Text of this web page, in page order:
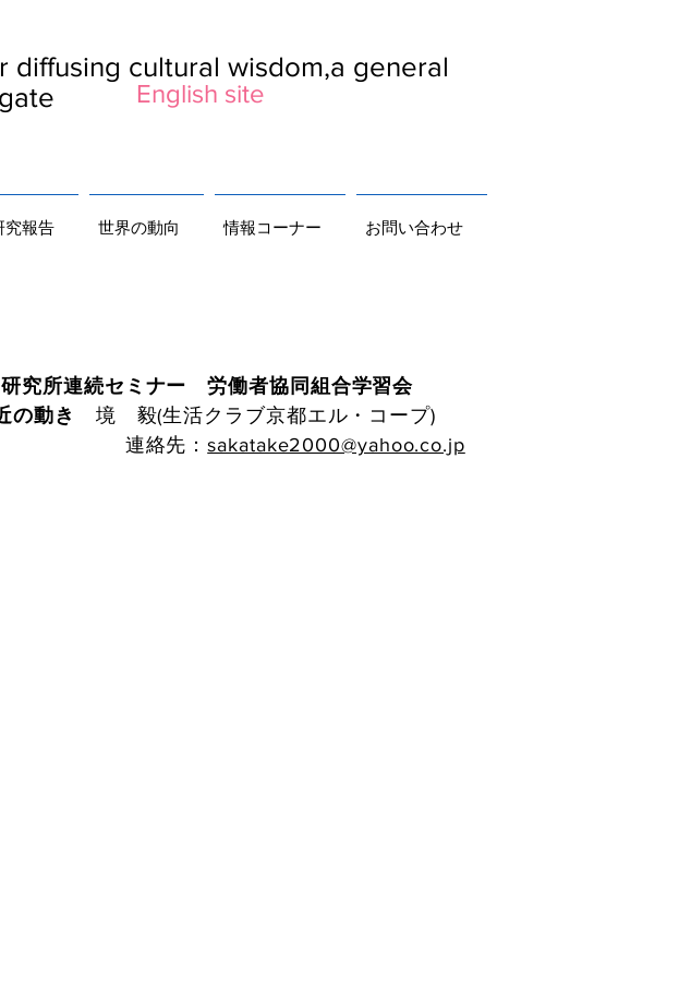
diffusing cultural wisdom,a general
English site
究報告 世界の動向 情報コーナー お問い合わせ
究所連続セミナー 労働者協同組合学習会
動き
境 毅(生活クラブ京都エル・コープ)
：sakatake2000@yahoo.co.jp